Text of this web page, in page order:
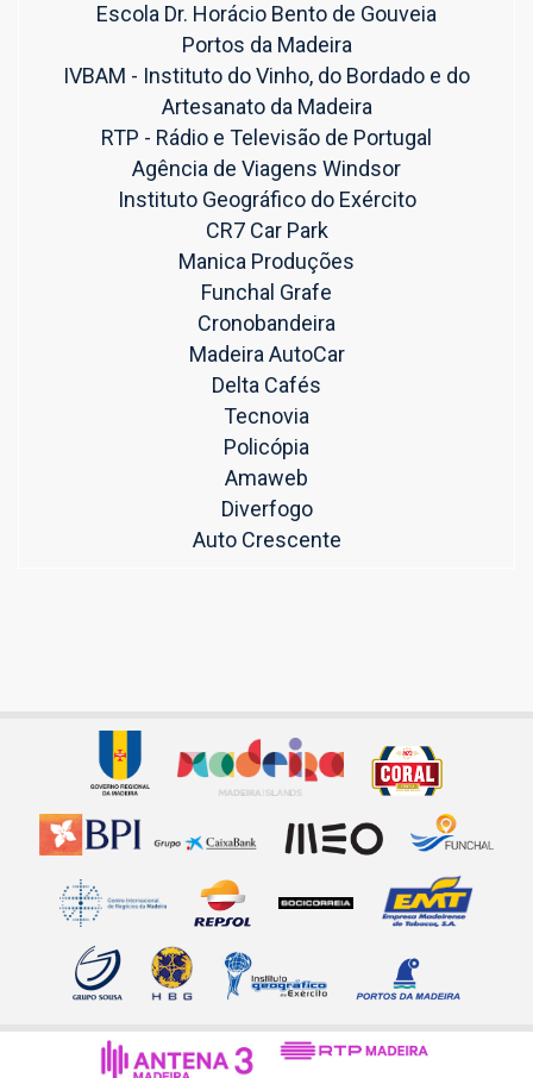
Escola Dr. Horácio Bento de Gouveia
Portos da Madeira
IVBAM - Instituto do Vinho, do Bordado e do
Artesanato da Madeira
RTP - Rádio e Televisão de Portugal
Agência de Viagens Windsor
Instituto Geográfico do Exército
CR7 Car Park
Manica Produções
Funchal Grafe
Cronobandeira
Madeira AutoCar
Delta Cafés
Tecnovia
Policópia
Amaweb
Diverfogo
Auto Crescente